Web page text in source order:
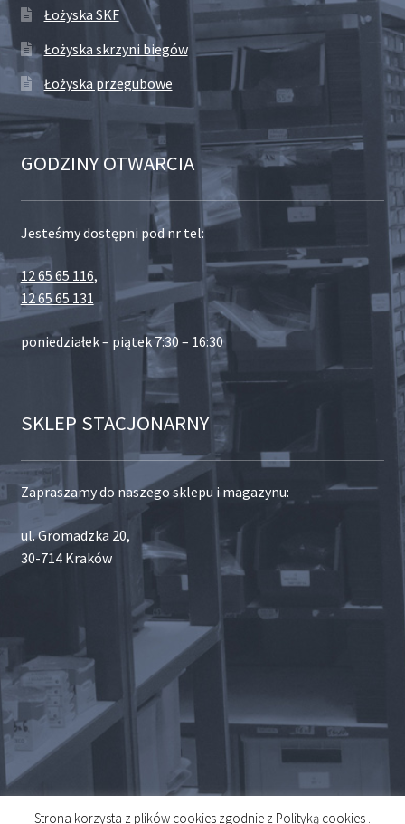
Łożyska SKF
Łożyska skrzyni biegów
Łożyska przegubowe
GODZINY OTWARCIA
Jesteśmy dostępni pod nr tel:
12 65 65 116,
12 65 65 131
poniedziałek – piątek 7:30 – 16:30
SKLEP STACJONARNY
Zapraszamy do naszego sklepu i magazynu:
ul. Gromadzka 20,
30-714 Kraków
Strona korzysta z plików cookies zgodnie z Polityką cookies .